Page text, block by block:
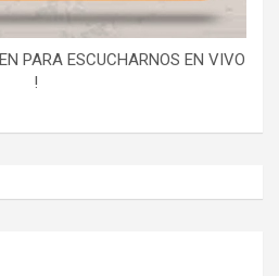
PARA ESCUCHARNOS EN VIVO
!